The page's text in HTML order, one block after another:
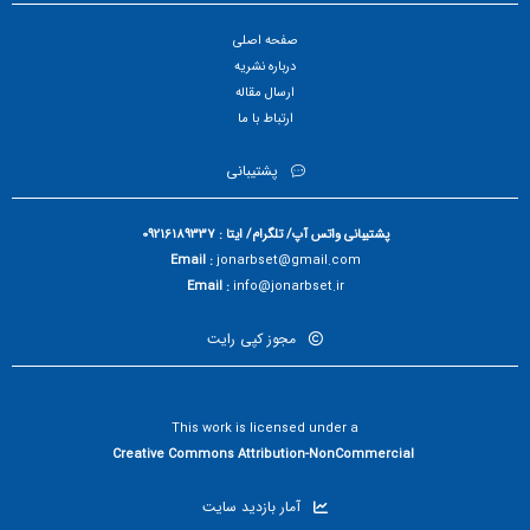
صفحه اصلی
درباره نشریه
ارسال مقاله
ارتباط با ما
پشتیبانی
پشتیبانی واتس آپ/ تلگرام/ ایتا : 09216189337
Email :jonarbset@gmail.com
Email :info@jonarbset.ir
مجوز کپی رایت
This work is licensed under a
آمار بازدید سایت